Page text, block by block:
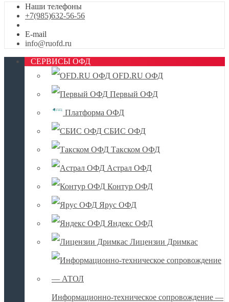
Наши телефоны
+7(985)632-56-56
E-mail
info@ruofd.ru
СЕРВИСЫ ОФД
OFD.RU ОФД
Первый ОФД
Платформа ОФД
СБИС ОФД
Такском ОФД
Астрал ОФД
Контур ОФД
Ярус ОФД
Яндекс ОФД
Лицензии Дримкас
Информационно-техническое сопровождение —